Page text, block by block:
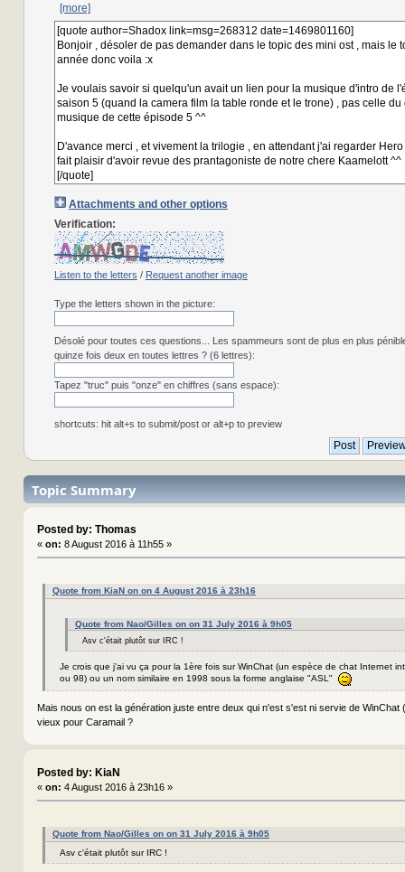
[more]
Attachments and other options
Verification:
Listen to the letters / Request another image
Type the letters shown in the picture:
Désolé pour toutes ces questions... Les spammeurs sont de plus en plus
quinze fois deux en toutes lettres ? (6 lettres):
Tapez "truc" puis "onze" en chiffres (sans espace):
shortcuts: hit alt+s to submit/post or alt+p to preview
Topic Summary
Posted by: Thomas
« on: 8 August 2016 à 11h55 »
Quote from KiaN on on 4 August 2016 à 23h16
Quote from Nao/Gilles on on 31 July 2016 à 9h05
Asv c'était plutôt sur IRC !
Je crois que j'ai vu ça pour la 1ère fois sur WinChat (un espèce de chat Internet
ou 98) ou un nom similaire en 1998 sous la forme anglaise "ASL"
Mais nous on est la génération juste entre deux qui n'est s'est ni servie de WinChat
vieux pour Caramail ?
Posted by: KiaN
« on: 4 August 2016 à 23h16 »
Quote from Nao/Gilles on on 31 July 2016 à 9h05
Asv c'était plutôt sur IRC !